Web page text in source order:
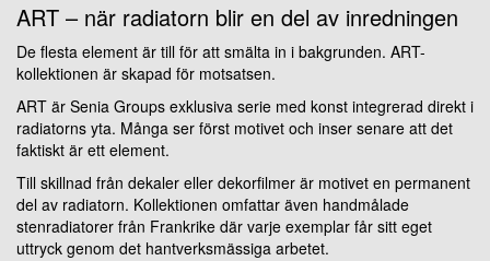
ART – när radiatorn blir en del av inredningen
De flesta element är till för att smälta in i bakgrunden. ART-
kollektionen är skapad för motsatsen.
ART är Senia Groups exklusiva serie med konst integrerad direkt i
radiatorns yta. Många ser först motivet och inser senare att det
faktiskt är ett element.
Till skillnad från dekaler eller dekorfilmer är motivet en permanent
del av radiatorn. Kollektionen omfattar även handmålade
stenradiatorer från Frankrike där varje exemplar får sitt eget
uttryck genom det hantverksmässiga arbetet.